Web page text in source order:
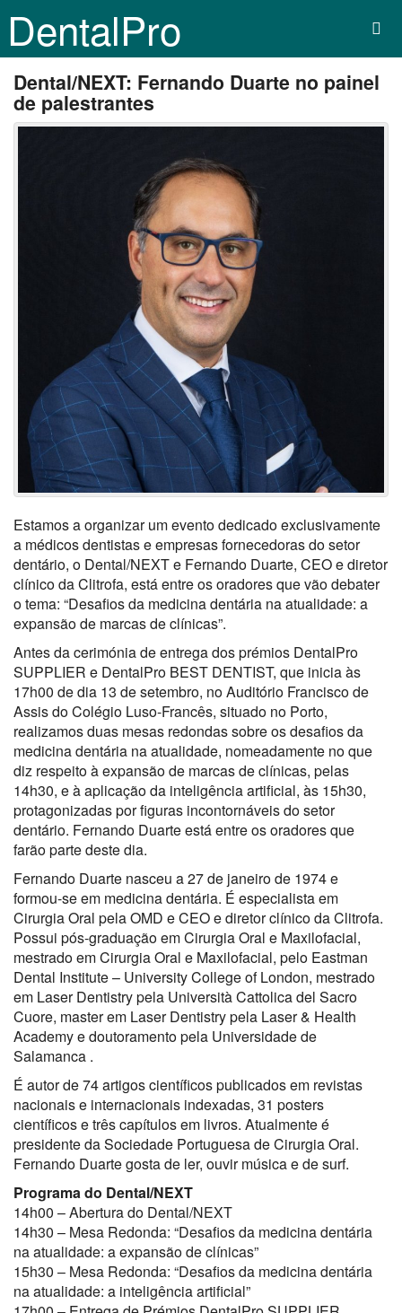
DentalPro
Dental/NEXT: Fernando Duarte no painel
de palestrantes
Estamos a organizar um evento dedicado exclusivamente
a médicos dentistas e empresas fornecedoras do setor
dentário, o Dental/NEXT e Fernando Duarte, CEO e diretor
clínico da Clitrofa, está entre os oradores que vão debater
o tema: “Desafios da medicina dentária na atualidade: a
expansão de marcas de clínicas”.
Antes da cerimónia de entrega dos prémios DentalPro
SUPPLIER e DentalPro BEST DENTIST, que inicia às
17h00 de dia 13 de setembro, no Auditório Francisco de
Assis do Colégio Luso-Francês, situado no Porto,
realizamos duas mesas redondas sobre os desafios da
medicina dentária na atualidade, nomeadamente no que
diz respeito à expansão de marcas de clínicas, pelas
14h30, e à aplicação da inteligência artificial, às 15h30,
protagonizadas por figuras incontornáveis do setor
dentário. Fernando Duarte está entre os oradores que
farão parte deste dia.
Fernando Duarte nasceu a 27 de janeiro de 1974 e
formou-se em medicina dentária. É especialista em
Cirurgia Oral pela OMD e CEO e diretor clínico da Clitrofa.
Possui pós-graduação em Cirurgia Oral e Maxilofacial,
mestrado em Cirurgia Oral e Maxilofacial, pelo Eastman
Dental Institute – University College of London, mestrado
em Laser Dentistry pela Università Cattolica del Sacro
Cuore, master em Laser Dentistry pela Laser & Health
Academy e doutoramento pela Universidade de
Salamanca .
É autor de 74 artigos científicos publicados em revistas
nacionais e internacionais indexadas, 31 posters
científicos e três capítulos em livros. Atualmente é
presidente da Sociedade Portuguesa de Cirurgia Oral.
Fernando Duarte gosta de ler, ouvir música e de surf.
Programa do Dental/NEXT
14h00 – Abertura do Dental/NEXT
14h30 – Mesa Redonda: “Desafios da medicina dentária
na atualidade: a expansão de clínicas”
15h30 – Mesa Redonda: “Desafios da medicina dentária
na atualidade: a inteligência artificial”